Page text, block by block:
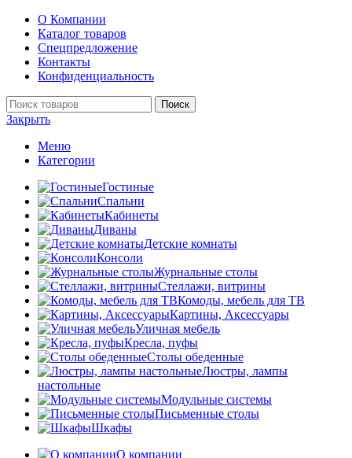
О Компании
Каталог товаров
Спецпредложение
Контакты
Конфиденциальность
Поиск
Закрыть
Меню
Категории
Гостиные
Спальни
Кабинеты
Диваны
Детские комнаты
Консоли
Журнальные столы
Стеллажи, витрины
Комоды, мебель для ТВ
Картины, Аксессуары
Уличная мебель
Кресла, пуфы
Столы обеденные
Люстры, лампы
настольные
Модульные системы
Письменные столы
Шкафы
О компании